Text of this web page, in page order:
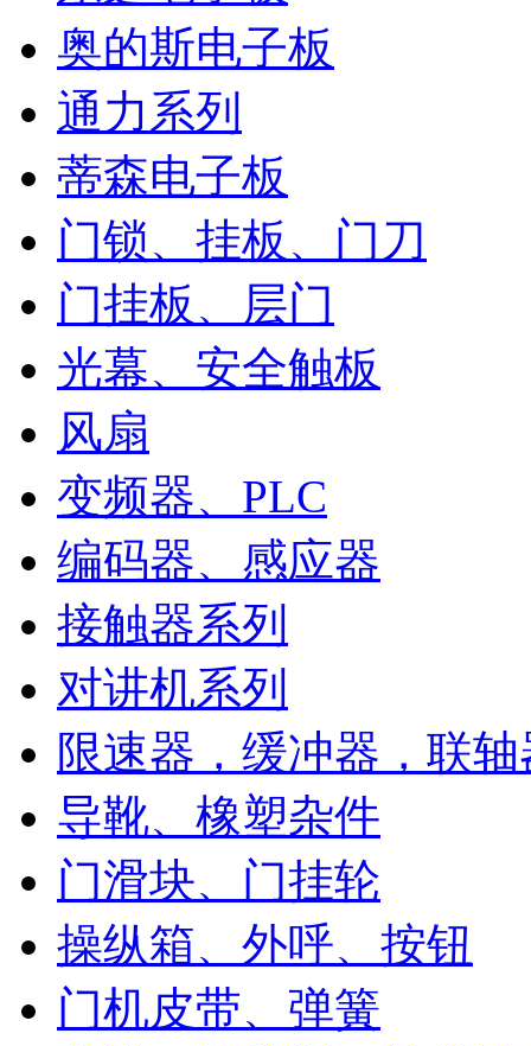
奥的斯电子板
通力系列
蒂森电子板
门锁、挂板、门刀
门挂板、层门
光幕、安全触板
风扇
变频器、PLC
编码器、感应器
接触器系列
对讲机系列
限速器，缓冲器，联轴
导靴、橡塑杂件
门滑块、门挂轮
操纵箱、外呼、按钮
门机皮带、弹簧